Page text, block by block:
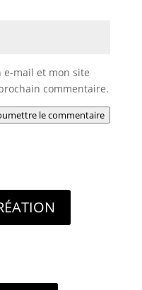
e-mail et mon site
commentaire.
le commentaire